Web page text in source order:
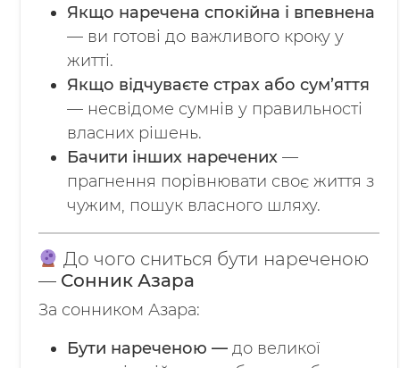
Якщо наречена спокійна і впевнена
— ви готові до важливого кроку у
житті.
Якщо відчуваєте страх або сум’яття
— несвідоме сумнів у правильності
власних рішень.
Бачити інших наречених —
прагнення порівнювати своє життя з
чужим, пошук власного шляху.
До чого сниться бути нареченою
— Сонник Азара
За сонником Азара:
Бути нареченою — до великої